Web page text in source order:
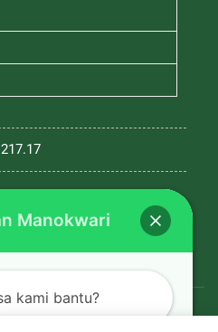
Manokwari
kami bantu?